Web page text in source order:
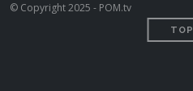
© Copyright 2025 - POM.tv
TOP